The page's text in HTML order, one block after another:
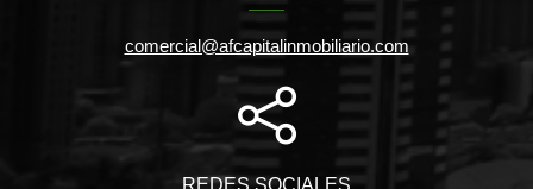
comercial@afcapitalinmobiliario.com